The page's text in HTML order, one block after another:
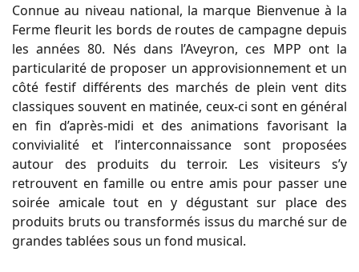
Connue au niveau national, la marque Bienvenue à la
Ferme fleurit les bords de routes de campagne depuis
les années 80. Nés dans l’Aveyron, ces MPP ont la
particularité de proposer un approvisionnement et un
côté festif différents des marchés de plein vent dits
classiques souvent en matinée, ceux-ci sont en général
en fin d’après-midi et des animations favorisant la
convivialité et l’interconnaissance sont proposées
autour des produits du terroir. Les visiteurs s’y
retrouvent en famille ou entre amis pour passer une
soirée amicale tout en y dégustant sur place des
produits bruts ou transformés issus du marché sur de
grandes tablées sous un fond musical.